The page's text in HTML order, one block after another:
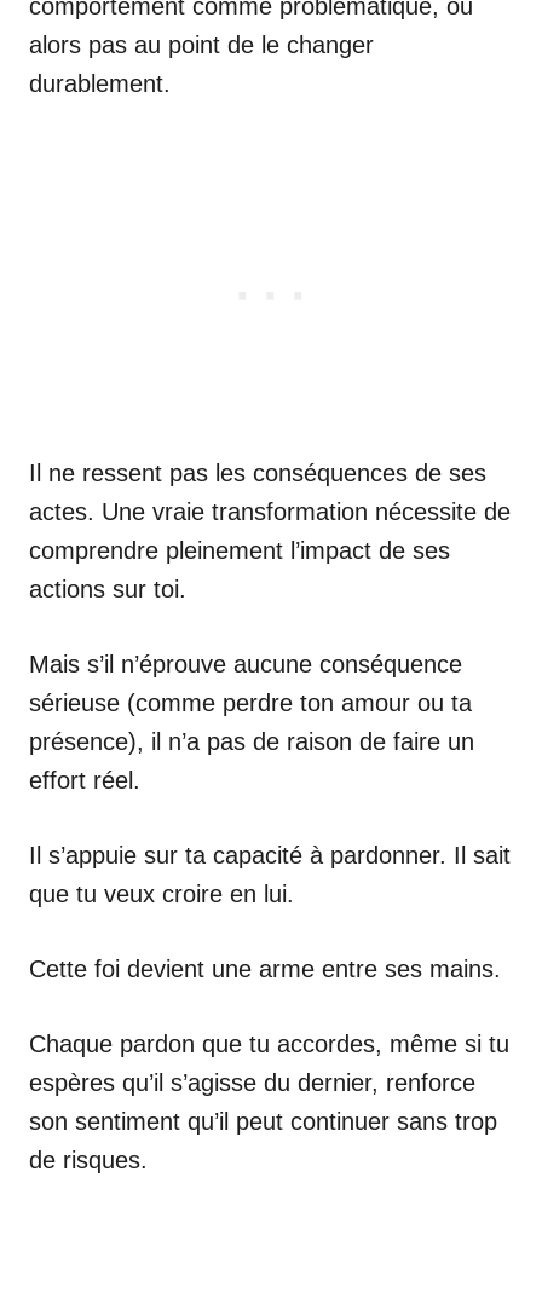
comportement comme problématique, ou
alors pas au point de le changer
durablement.
Il ne ressent pas les conséquences de ses
actes. Une vraie transformation nécessite de
comprendre pleinement l’impact de ses
actions sur toi.
Mais s’il n’éprouve aucune conséquence
sérieuse (comme perdre ton amour ou ta
présence), il n’a pas de raison de faire un
effort réel.
Il s’appuie sur ta capacité à pardonner. Il sait
que tu veux croire en lui.
Cette foi devient une arme entre ses mains.
Chaque pardon que tu accordes, même si tu
espères qu’il s’agisse du dernier, renforce
son sentiment qu’il peut continuer sans trop
de risques.